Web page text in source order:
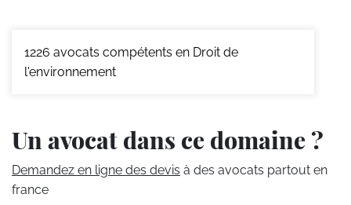
1226 avocats compétents en Droit de
l'environnement
Un avocat dans ce domaine ?
Demandez en ligne des devis à des avocats partout en
france